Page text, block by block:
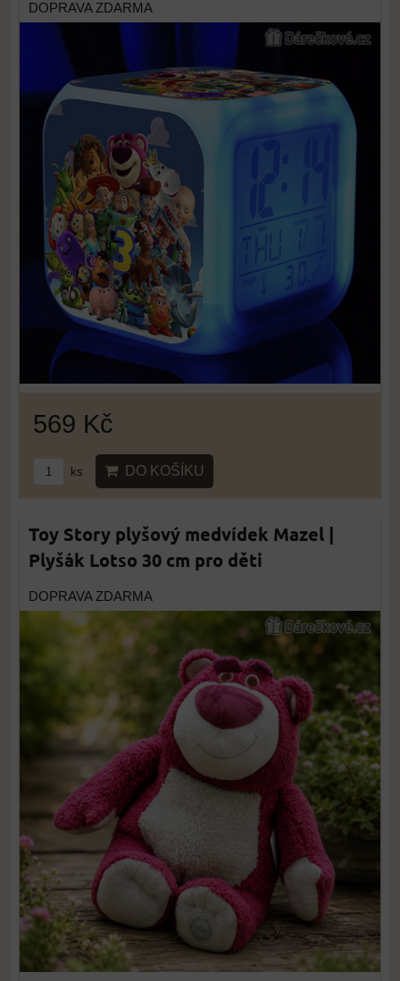
DOPRAVA ZDARMA
569 Kč
ks DO KOŠÍKU
Toy Story plyšový medvídek Mazel |
Plyšák Lotso 30 cm pro děti
DOPRAVA ZDARMA